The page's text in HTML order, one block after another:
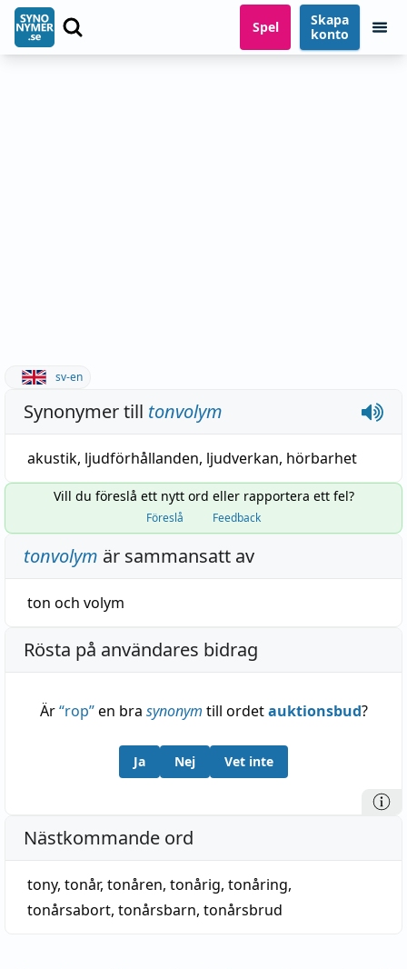
Spel
Skapa
konto
sv-en
Synonymer till tonvolym
akustik, ljudförhållanden, ljudverkan, hörbarhet
Vill du föreslå ett nytt ord eller rapportera ett fel?
Föreslå Feedback
tonvolym är sammansatt av
ton och volym
Rösta på användares bidrag
Är“rop”en bra synonym till ordetauktionsbud?
Ja Nej Vet inte
Nästkommande ord
tony, tonår, tonåren, tonårig, tonåring,
tonårsabort, tonårsbarn, tonårsbrud